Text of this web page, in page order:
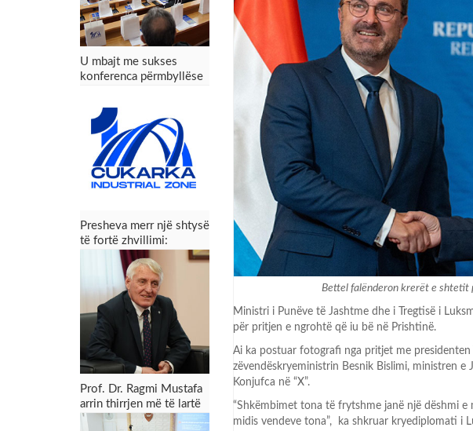
U mbajt me sukses
konferenca përmbyllëse
Industriale “Çukarka” –
Presheva fiton mundësi
të reja zhvillimi
Presheva merr një shtysë
të fortë zhvillimi:
Konferenca përmbyllëse
e projektit Zona
Industriale “Çukarka”
Prof. Dr. Ragmi Mustafa
arrin thirrjen më të lartë
akademike
Bettel falënderon krerët e shtetit
Ministri i Punëve të Jashtme dhe i Tregtisë i
për pritjen e ngrohtë që iu bë në Prishtinë.
Ai ka postuar fotografi nga pritjet me
zëvendëskryeministrin Besnik Bislimi, ministren
Konjufca në “X”.
“Shkëmbimet tona të frytshme janë një dëshmi
midis vendeve tona”, ka shkruar kryediplomati i